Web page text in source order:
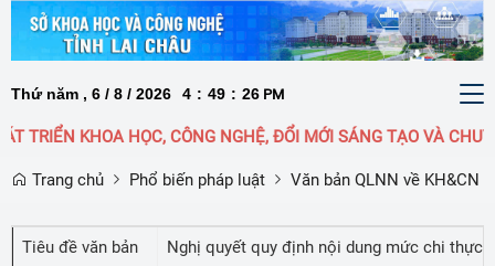
Thứ năm , 6 / 8 / 2026 4 : 49 : 26 PM
TRIỂN KHOA HỌC, CÔNG NGHỆ, ĐỔI MỚI SÁNG TẠO VÀ
Trang chủ Phổ biến pháp luật Văn bản QLNN về KH&CN
Tiêu đề văn bản Nghị quyết quy định nội dung mức chi thực